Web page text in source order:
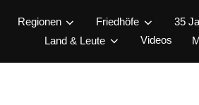
Regionen Friedhöfe 35
Land & Leute
Videos